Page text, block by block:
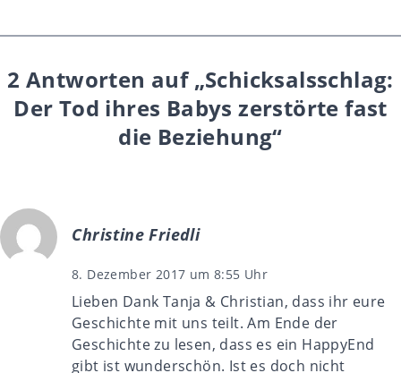
2 Antworten auf „Schicksalsschlag:
Der Tod ihres Babys zerstörte fast
die Beziehung“
Christine Friedli
8. Dezember 2017 um 8:55 Uhr
Lieben Dank Tanja & Christian, dass ihr eure
Geschichte mit uns teilt. Am Ende der
Geschichte zu lesen, dass es ein HappyEnd
gibt ist wunderschön. Ist es doch nicht